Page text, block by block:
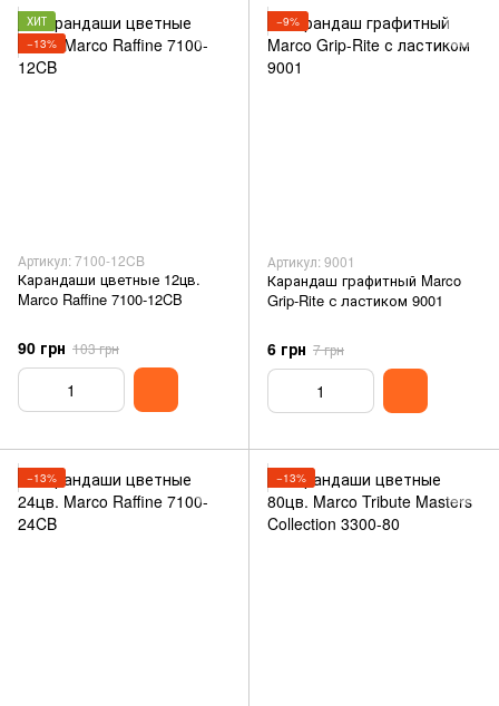
ХИТ
−13%
Артикул: 7100-12CB
Карандаши цветные 12цв.
Marco Raffine 7100-12CB
90 грн 103 грн
−9%
Артикул: 9001
Карандаш графитный Marco
Grip-Rite с ластиком 9001
6 грн 7 грн
−13% −13%